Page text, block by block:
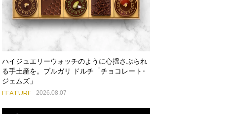
ハイジュエリーウォッチのように心揺さぶられ
る手土産を。ブルガリ ドルチ「チョコレート･
ジェムズ」
FEATURE 2026.08.07